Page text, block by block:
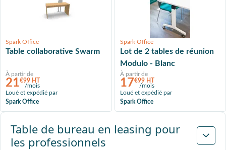
Spark Office
Table collaborative Swarm
À partir de
21€99 HT
/mois
Loué et expédié par
Spark Office
Spark Office
Lot de 2 tables de réunion
Modulo - Blanc
À partir de
17€99 HT
/mois
Loué et expédié par
Spark Office
Table de bureau en leasing pour
les professionnels